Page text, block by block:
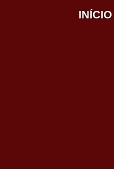
INÍCIO